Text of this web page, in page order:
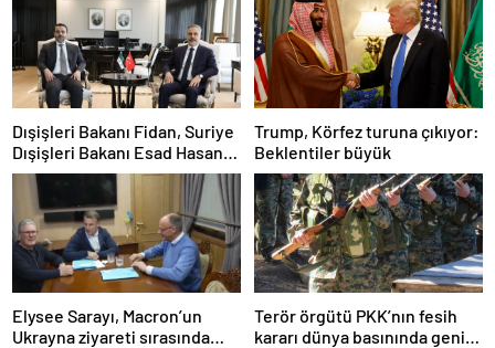
Dışişleri Bakanı Fidan, Suriye
Dışişleri Bakanı Esad Hasan
Şeybani ile görüştü
Trump, Körfez turuna çıkıyor:
Beklentiler büyük
Elysee Sarayı, Macron’un
Ukrayna ziyareti sırasında
Terör örgütü PKK’nın fesih
kararı dünya basınında geniş